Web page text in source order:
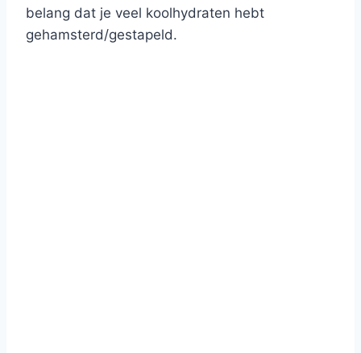
belang dat je veel koolhydraten hebt
gehamsterd/gestapeld.